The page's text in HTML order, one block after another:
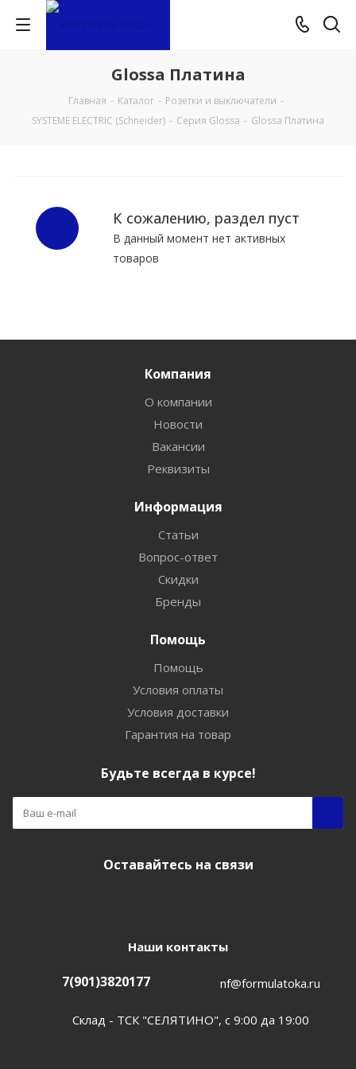
Glossa Платина
Главная - Каталог - Розетки и выключатели -
SYSTEME ELECTRIC (Schneider) - Серия Glossa - Glossa Платина
К сожалению, раздел пуст
В данный момент нет активных
товаров
Компания
О компании
Новости
Вакансии
Реквизиты
Информация
Статьи
Вопрос-ответ
Скидки
Бренды
Помощь
Помощь
Условия оплаты
Условия доставки
Гарантия на товар
Будьте всегда в курсе!
Оставайтесь на связи
Наши контакты
7(901)3820177 nf@formulatoka.ru
Склад - ТСК "СЕЛЯТИНО", с 9:00 да 19:00